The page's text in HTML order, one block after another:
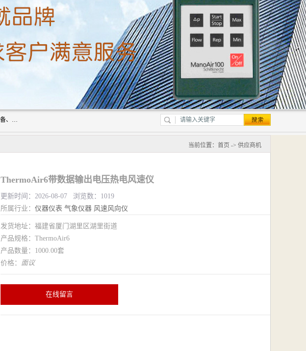
厦门欣锐仪器仪表有限公司成立于2006年，位于厦门市湖里区。公司主营五金产品、电气设备、计算机及辅助设备、通讯设备的批发与零售，同时涉及乐器、照相器材等文化用品的销售。此外，公司还提供通用设备、电气设备、仪器仪表的修理服务，以及信息系统集成、信息技术咨询、数据处理和存储等技术支持。公司致力于为客户提供全面的产品和服务，满足多样化的市场需求。
当前位置： 首页 -> 供应商机
ThermoAir6带数据输出电压热电风速仪
更新时间：2026-08-07 浏览数：1019
所属行业： 仪器仪表 气象仪器 风速风向仪
发货地址：福建省厦门湖里区湖里街道
产品规格：ThermoAir6
产品数量：1000.00套
价格： 面议
在线留言